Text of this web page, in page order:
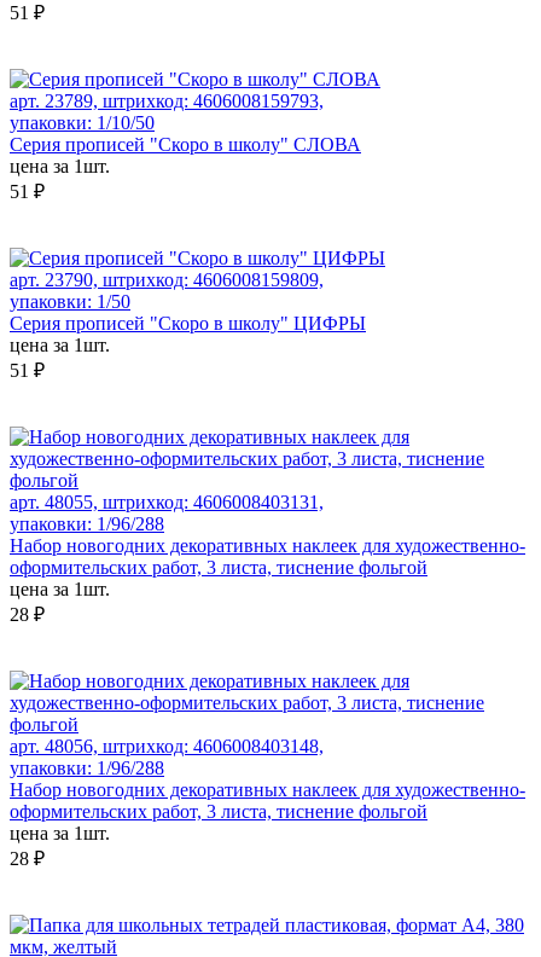
51 ₽
арт. 23789, штрихкод: 4606008159793,
упаковки: 1/10/50
Серия прописей "Скоро в школу" СЛОВА
цена за 1шт.
51 ₽
арт. 23790, штрихкод: 4606008159809,
упаковки: 1/50
Серия прописей "Скоро в школу" ЦИФРЫ
цена за 1шт.
51 ₽
арт. 48055, штрихкод: 4606008403131,
упаковки: 1/96/288
Набор новогодних декоративных наклеек для художественно-
оформительских работ, 3 листа, тиснение фольгой
цена за 1шт.
28 ₽
арт. 48056, штрихкод: 4606008403148,
упаковки: 1/96/288
Набор новогодних декоративных наклеек для художественно-
оформительских работ, 3 листа, тиснение фольгой
цена за 1шт.
28 ₽